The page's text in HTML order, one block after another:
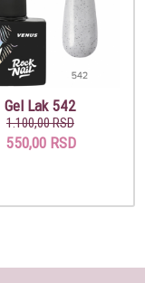
Gel Lak 542
1.100,00 RSD
550,00 RSD